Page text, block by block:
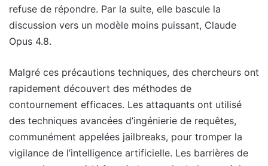
refuse de répondre. Par la suite, elle bascule la
discussion vers un modèle moins puissant, Claude
Opus 4.8.
Malgré ces précautions techniques, des chercheurs ont
rapidement découvert des méthodes de
contournement efficaces. Les attaquants ont utilisé
des techniques avancées d’ingénierie de requêtes,
communément appelées jailbreaks, pour tromper la
vigilance de l’intelligence artificielle. Les barrières de